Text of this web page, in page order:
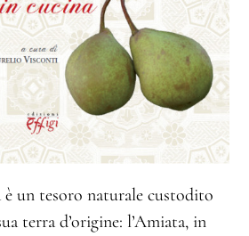
è un tesoro naturale custodito
terra d’origine: l’Amiata, in